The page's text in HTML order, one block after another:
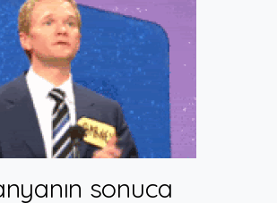
sonuca